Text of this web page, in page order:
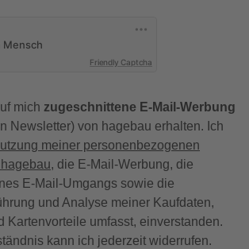
Friendly Captcha
mich zugeschnittene E-Mail-Werbung
Newsletter) von hagebau erhalten. Ich
meiner personenbezogenen
, die E-Mail-Werbung, die
E-Mail-Umgangs sowie die
und Analyse meiner Kaufdaten,
Kartenvorteile umfasst, einverstanden.
kann ich jederzeit widerrufen.